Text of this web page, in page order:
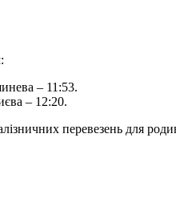
– 11:53.
– 12:20.
перевезень для